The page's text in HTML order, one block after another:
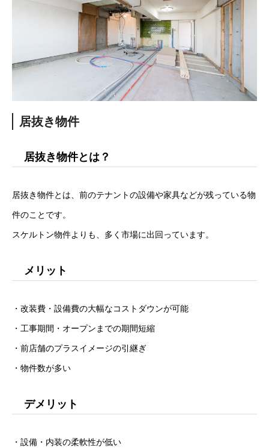
居抜き物件
居抜き物件とは？
居抜き物件とは、前のテナントの設備や家具などが残っている物
件のことです。
スケルトン物件よりも、多く市場に出回っています。
メリット
・改装費・設備費の大幅なコストダウンが可能
・工事期間・オープンまでの期間短縮
・前店舗のプラスイメージの引継ぎ
・物件数が多い
デメリット
・設備・内装の柔軟性が低い